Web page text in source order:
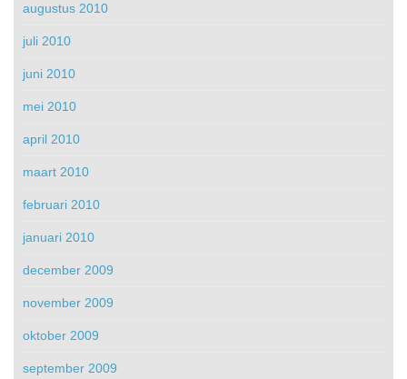
augustus 2010
juli 2010
juni 2010
mei 2010
april 2010
maart 2010
februari 2010
januari 2010
december 2009
november 2009
oktober 2009
september 2009